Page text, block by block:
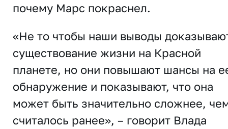
почему Марс покраснел.
«Не то чтобы наши выводы
существование жизни на Красной
планете, но они повышают шансы на
обнаружение и показывают, что она
может быть значительно сложнее,
считалось ранее», – говорит Влада